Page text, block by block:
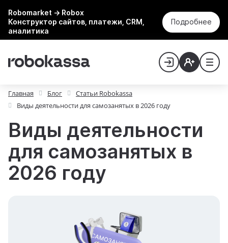
Robomarket → Robox
Конструктор сайтов, платежи, CRM,
аналитика
Подробнее
Главная Блог
Статьи Robokassa
Виды деятельности для самозанятых в 2026 году
Виды деятельности
для самозанятых в
2026 году